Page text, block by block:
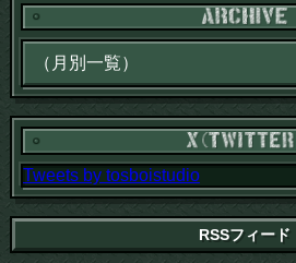
Tweets by tosboistudio
RSSフィード